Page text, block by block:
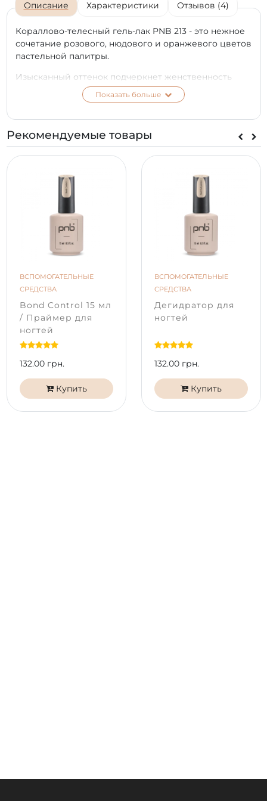
Описание Характеристики Отзывов (4)
Кораллово-телесный гель-лак PNB 213 - это нежное
сочетание розового, нюдового и оранжевого цветов
пастельной палитры.
Изысканный оттенок подчеркнет женственность
вашей натуры и красоту хрупких пальцев. Купить
гель-лак можно и для повседневного маникюра, и
У нас на сайте вы можете заказать гель-лак 213 PNB с
возможностью пересылки по всей территории
Украины. Средство прекрасно смотрится на ногтях
на протяжении 2 - 3 недель, без сколов и царапин.
отличаться от настоящего оттенка в зависимости от
типа матрицы и ее калибровки на вашем
устройстве.
лаки PNB безопасны и не содержат веществ,
вызывающих аллергические реакции. Формула
гель-лаков PNB 7free не содержит: дибутилфталат
(DBF), формальдегид, формальдегидная смола,
трифенилфосфат (TPHP), толуол, камфора, ксилол.
Показать больше
Рекомендуемые товары
ВСПОМОГАТЕЛЬНЫЕ
СРЕДСТВА
Bond Control 15 мл
/ Праймер для
ногтей
132.00 грн.
Купить
ВСПОМОГАТЕЛЬНЫЕ
СРЕДСТВА
Дегидратор для
ногтей
132.00 грн.
Купить